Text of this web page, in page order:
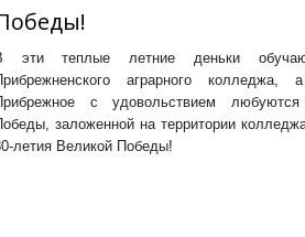
эти теплые летние деньки
аграрного
с удовольствием
заложенной на территории
летия Великой Победы!